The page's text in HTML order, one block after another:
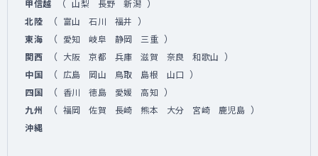
甲信越 （ 山梨 長野 新潟 ）
北陸 （ 富山 石川 福井 ）
東海 （ 愛知 岐阜 静岡 三重 ）
関西 （ 大阪 京都 兵庫 滋賀 奈良 和歌山 ）
中国 （ 広島 岡山 鳥取 島根 山口 ）
四国 （ 香川 徳島 愛媛 高知 ）
九州 （ 福岡 佐賀 長崎 熊本 大分 宮崎 鹿児島 ）
沖縄